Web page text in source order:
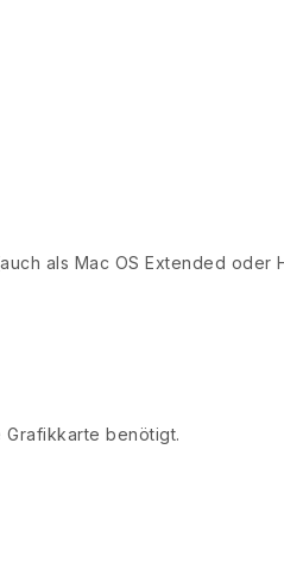
als Mac OS Extended oder
Grafikkarte benötigt.